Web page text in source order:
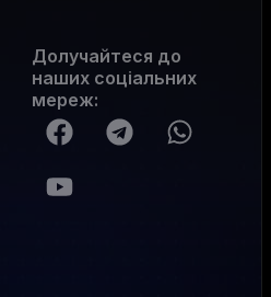
Долучайтеся до
наших соціальних
мереж: